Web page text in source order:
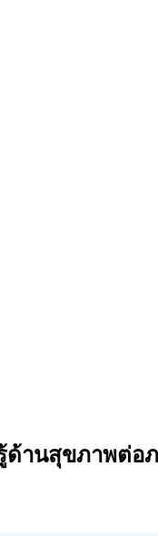
านสุขภาพต่อ